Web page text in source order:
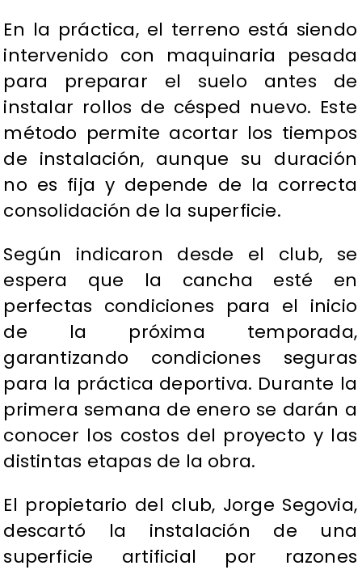
En la práctica, el terreno está siendo
intervenido con maquinaria pesada
para preparar el suelo antes de
instalar rollos de césped nuevo. Este
método permite acortar los tiempos
de instalación, aunque su duración
no es fija y depende de la correcta
consolidación de la superficie.
Según indicaron desde el club, se
espera que la cancha esté en
perfectas condiciones para el inicio
de la próxima temporada,
garantizando condiciones seguras
para la práctica deportiva. Durante la
primera semana de enero se darán a
conocer los costos del proyecto y las
distintas etapas de la obra.
El propietario del club, Jorge Segovia,
descartó la instalación de una
superficie artificial por razones